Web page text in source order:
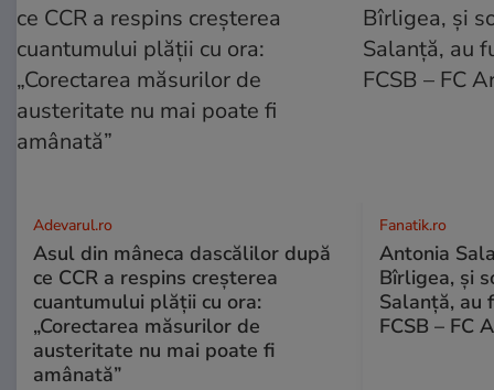
Adevarul.ro
Asul din mâneca dascălilor după
ce CCR a respins creșterea
cuantumului plății cu ora:
„Corectarea măsurilor de
austeritate nu mai poate fi
amânată”
Fanatik.ro
Antonia
Bîrligea, și
Salanță, au
FCSB – FC